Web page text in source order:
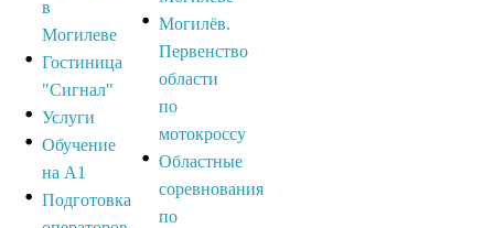
в
Могилеве
Гостиница
"Сигнал"
Услуги
Обучение
на А1
Подготовка
Могилёв.
Первенство
области
по
мотокроссу
Областные
соревнования
по